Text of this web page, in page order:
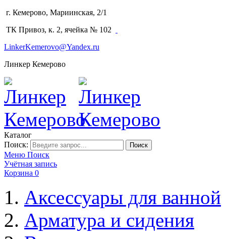
г. Кемерово, Мариинская, 2/1
ТК Привоз, к. 2, ячейка № 102
LinkerKemerovo@Yandex.ru
Линкер Кемерово
Каталог
Поиск:
Поиск
Меню Поиск
Учётная запись
Корзина 0
Аксессуары для ванной
Арматура и сидения